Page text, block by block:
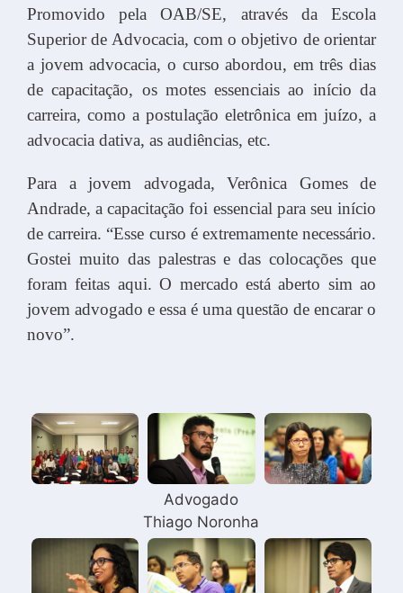
Promovido pela OAB/SE, através da Escola
Superior de Advocacia, com o objetivo de orientar
a jovem advocacia, o curso abordou, em três dias
de capacitação, os motes essenciais ao início da
carreira, como a postulação eletrônica em juízo, a
advocacia dativa, as audiências, etc.
Para a jovem advogada, Verônica Gomes de
Andrade, a capacitação foi essencial para seu início
de carreira. “Esse curso é extremamente necessário.
Gostei muito das palestras e das colocações que
foram feitas aqui. O mercado está aberto sim ao
jovem advogado e essa é uma questão de encarar o
novo”.
Advogado
Thiago Noronha